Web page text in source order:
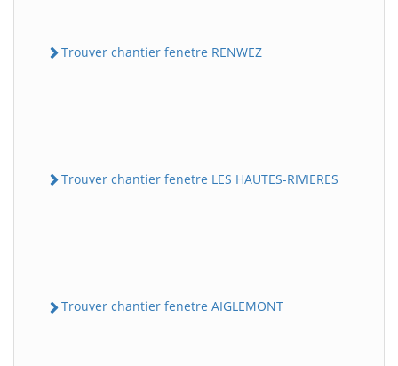
Trouver chantier fenetre RENWEZ
Trouver chantier fenetre LES HAUTES-RIVIERES
Trouver chantier fenetre AIGLEMONT